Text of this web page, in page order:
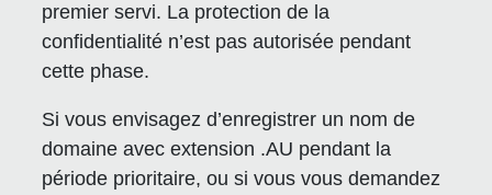
premier servi. La protection de la
confidentialité n’est pas autorisée pendant
cette phase.
Si vous envisagez d’enregistrer un nom de
domaine avec extension .AU pendant la
période prioritaire, ou si vous vous demandez